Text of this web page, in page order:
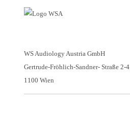
WS Audiology Austria GmbH
Gertrude-Fröhlich-Sandner- Straße 2-4
1100 Wien